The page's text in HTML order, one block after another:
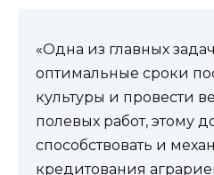
«Одна из главных
оптимальные сроки
культуры и провести
полевых работ, этому
способствовать и
кредитования